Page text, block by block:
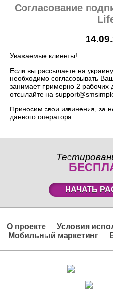
Согласование
Уважаемые клиенты!
Если вы рассылаете на
необходимо согласовывать
занимает примерно 2 рабочих
отсылайте на
Приносим свои извинения, за
данного оператора.
НАЧАТЬ
О проекте Условия
Мобильный маркетинг